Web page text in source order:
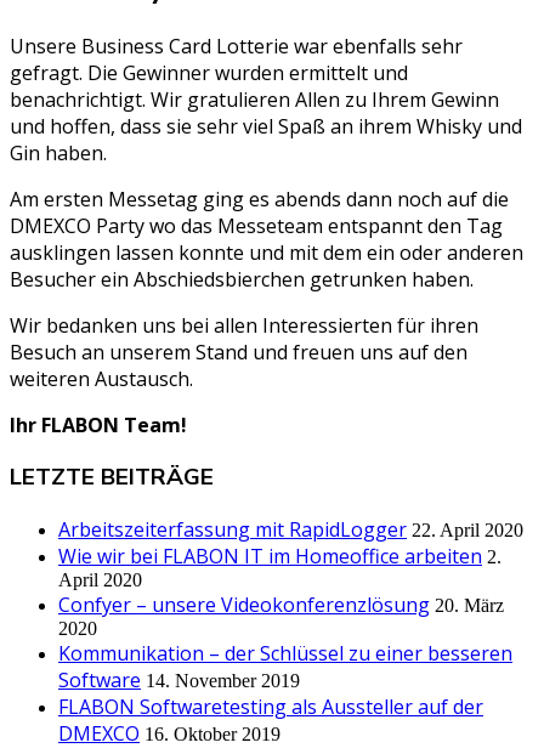
Unsere Business Card Lotterie war ebenfalls sehr
gefragt. Die Gewinner wurden ermittelt und
benachrichtigt. Wir gratulieren Allen zu Ihrem Gewinn
und hoffen, dass sie sehr viel Spaß an ihrem Whisky und
Gin haben.
Am ersten Messetag ging es abends dann noch auf die
DMEXCO Party wo das Messeteam entspannt den Tag
ausklingen lassen konnte und mit dem ein oder anderen
Besucher ein Abschiedsbierchen getrunken haben.
Wir bedanken uns bei allen Interessierten für ihren
Besuch an unserem Stand und freuen uns auf den
weiteren Austausch.
Ihr FLABON Team!
LETZTE BEITRÄGE
Arbeitszeiterfassung mit RapidLogger 22. April 2020
Wie wir bei FLABON IT im Homeoffice arbeiten 2.
April 2020
Confyer – unsere Videokonferenzlösung 20. März
2020
Kommunikation – der Schlüssel zu einer besseren
Software 14. November 2019
FLABON Softwaretesting als Aussteller auf der
DMEXCO 16. Oktober 2019